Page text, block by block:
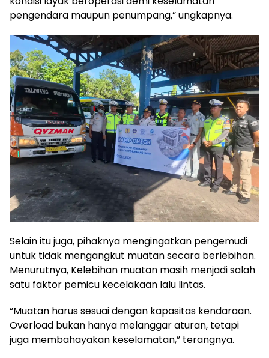
pengendara maupun penumpang,” ungkapnya.
Selain itu juga, pihaknya mengingatkan pengemudi
untuk tidak mengangkut muatan secara berlebihan.
Menurutnya, Kelebihan muatan masih menjadi salah
satu faktor pemicu kecelakaan lalu lintas.
“Muatan harus sesuai dengan kapasitas kendaraan.
Overload bukan hanya melanggar aturan, tetapi
juga membahayakan keselamatan,” terangnya.